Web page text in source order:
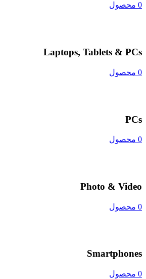
0 محصول
Laptops, Tablets & PCs
0 محصول
PCs
0 محصول
Photo & Video
0 محصول
Smartphones
0 محصول